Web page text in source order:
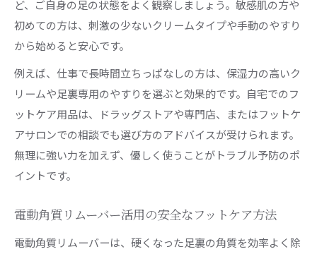
ど、ご自身の足の状態をよく観察しましょう。敏感肌の方や
初めての方は、刺激の少ないクリームタイプや手動のやすり
から始めると安心です。
例えば、仕事で長時間立ちっぱなしの方は、保湿力の高いク
リームや足裏専用のやすりを選ぶと効果的です。自宅でのフ
ットケア用品は、ドラッグストアや専門店、またはフットケ
アサロンでの相談でも選び方のアドバイスが受けられます。
無理に強い力を加えず、優しく使うことがトラブル予防のポ
イントです。
電動角質リムーバー活用の安全なフットケア方法
電動角質リムーバーは、硬くなった足裏の角質を効率よく除